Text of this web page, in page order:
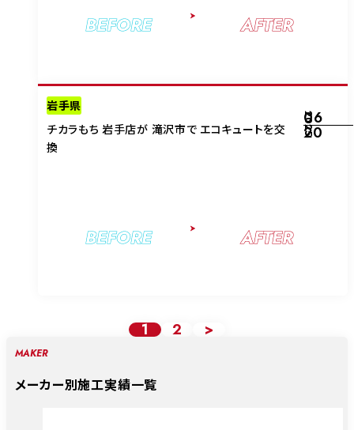
BEFORE AFTER
岩手県
チカラもち 岩手店が 滝沢市で エコキュートを交
換
2025
06
20
BEFORE AFTER
1 2 >
MAKER
メーカー別施工実績一覧